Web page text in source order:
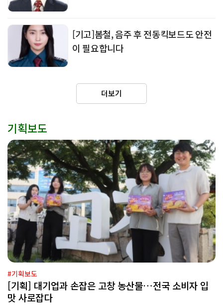
[기고]봄철, 음주 후 전동킥보드도 안전
이 필요합니다
더보기
기획보도
#기획보도
[기획] 대기업과 손잡은 고창 농산물…전국 소비자 입
맛 사로잡다